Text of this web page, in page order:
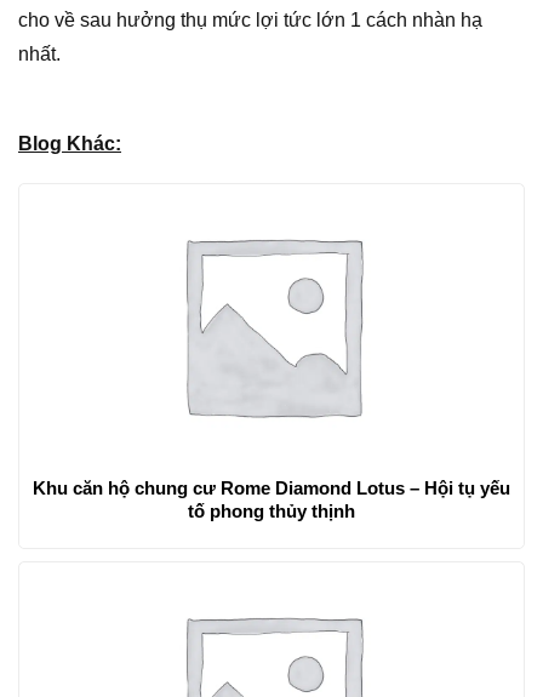
cho về sau hưởng thụ mức lợi tức lớn 1 cách nhàn hạ
nhất.
Blog Khác:
Khu căn hộ chung cư Rome Diamond Lotus – Hội tụ yếu
tố phong thủy thịnh